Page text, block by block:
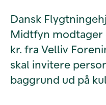
Dansk
Midtfyn modtager
kr. fra Velliv
skal invitere
baggrund ud på